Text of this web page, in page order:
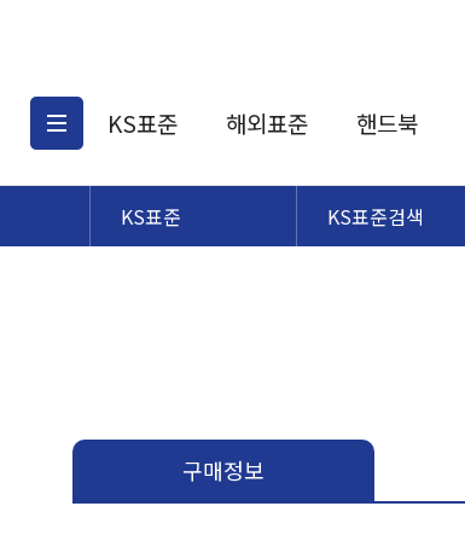
KS표준
KS표준검색
해외표준
해외표준검색
핸드북
KS표준 KS표준검색
구매정보